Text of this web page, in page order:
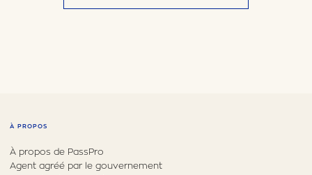
À PROPOS
À propos de PassPro
Agent agréé par le gouvernement